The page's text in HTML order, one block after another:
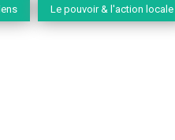
Le pouvoir & l'action locale